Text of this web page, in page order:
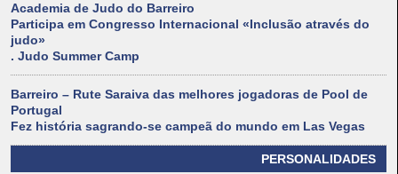
Academia de Judo do Barreiro
Participa em Congresso Internacional «Inclusão através do
judo»
. Judo Summer Camp
Barreiro – Rute Saraiva das melhores jogadoras de Pool de
Portugal
Fez história sagrando-se campeã do mundo em Las Vegas
PERSONALIDADES